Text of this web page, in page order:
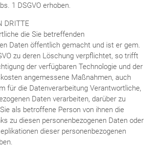
1 DSGVO erhoben.
DRITTE
die Sie betreffenden
Daten öffentlich gemacht und ist er gem.
zu deren Löschung verpflichtet, so trifft
der verfügbaren Technologie und der
angemessene Maßnahmen, auch
für die Datenverarbeitung Verantwortliche,
Daten verarbeiten, darüber zu
als betroffene Person von ihnen die
zu diesen personenbezogenen Daten oder
dieser personenbezogenen